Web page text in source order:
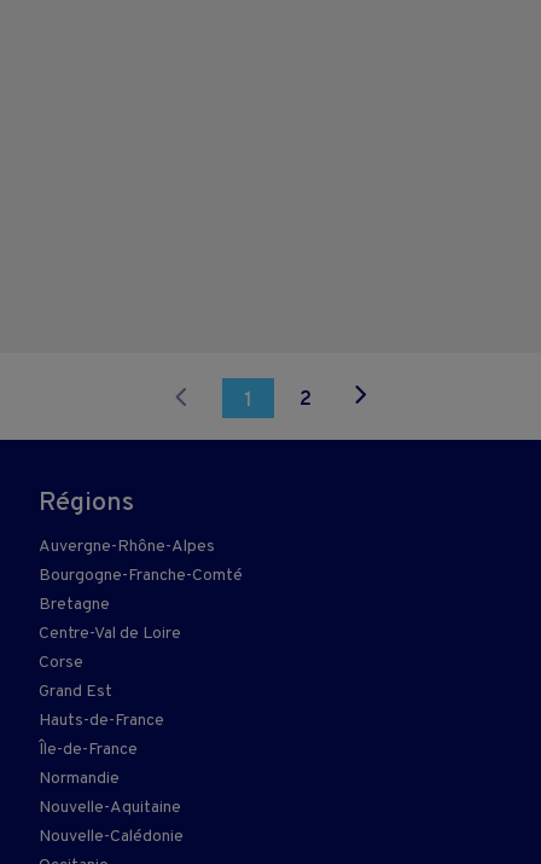
1 2
Régions
Auvergne-Rhône-Alpes
Bourgogne-Franche-Comté
Bretagne
Centre-Val de Loire
Corse
Grand Est
Hauts-de-France
Île-de-France
Normandie
Nouvelle-Aquitaine
Nouvelle-Calédonie